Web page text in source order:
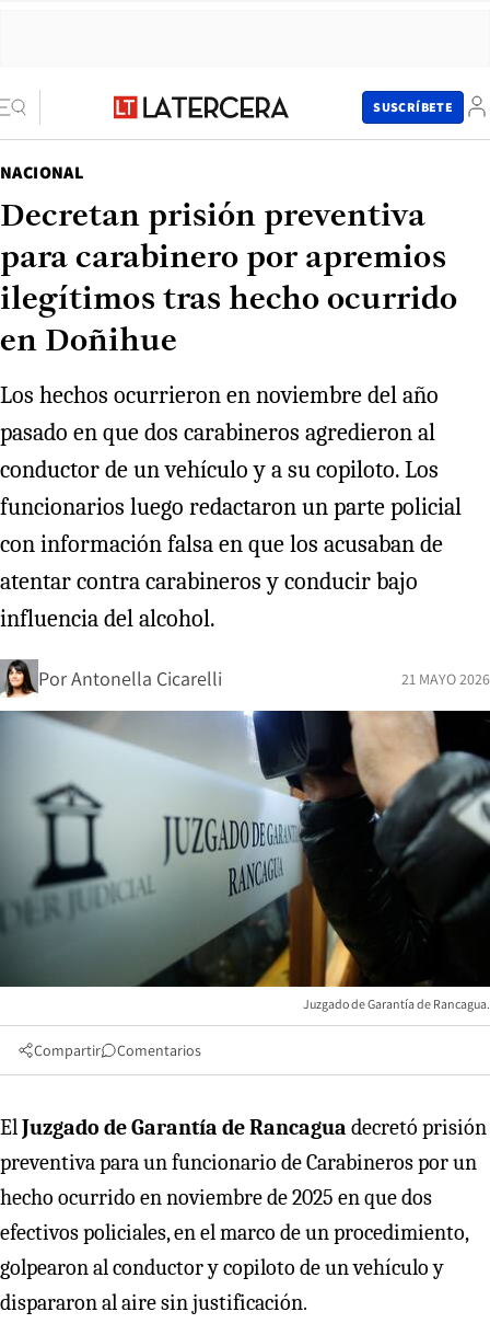
SUSCRÍBETE
NACIONAL
Decretan prisión preventiva
para carabinero por apremios
ilegítimos tras hecho ocurrido
en Doñihue
Los hechos ocurrieron en noviembre del año
pasado en que dos carabineros agredieron al
conductor de un vehículo y a su copiloto. Los
funcionarios luego redactaron un parte policial
con información falsa en que los acusaban de
atentar contra carabineros y conducir bajo
influencia del alcohol.
PorAntonella Cicarelli 21 MAYO 2026
Juzgado de Garantía de Rancagua.
Compartir Comentarios
ElJuzgado de Garantía de Rancagua decretó prisión
preventiva para un funcionario de Carabineros por un
hecho ocurrido en noviembre de 2025 en que dos
efectivos policiales, en el marco de un procedimiento,
golpearon al conductor y copiloto de un vehículo y
dispararon al aire sin justificación.